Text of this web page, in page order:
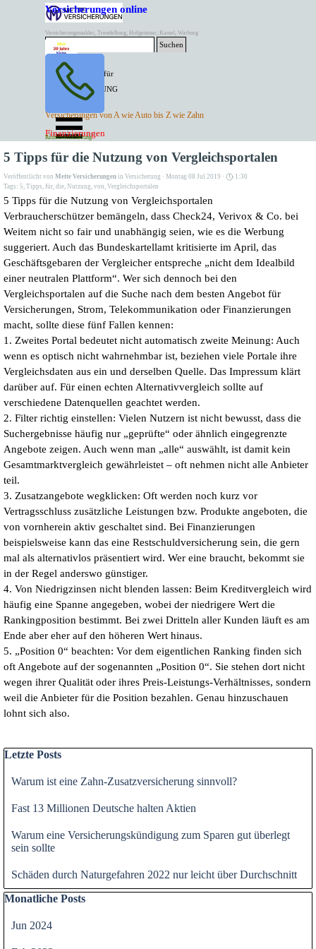
Direkt zum Seiteninhalt
Versicherungen online
Versicherungsmakler, Trendelburg, Hofgeismar, Kassel, Warburg
BESTER PREIS für
SPITZEN LEISTUNG
ANGEBOTE
Versicherungen von A wie Auto bis Z wie Zahn
Kontakt Tel. 05671/7799991
Mette Versicherungen
Suchen
Versicherungen
Finanzierungen
Rentenversicherung
Menü überspringen
5 Tipps für die Nutzung von Vergleichsportalen
Veröffentlicht von Mette Versicherungen in Versicherung · Montag 08 Jul 2019 ·
1:30
Tags: 5, Tipps, für, die, Nutzung, von, Vergleichsportalen
5 Tipps für die Nutzung von Vergleichsportalen
Verbraucherschützer bemängeln, dass Check24, Verivox & Co. bei
Weitem nicht so fair und unabhängig seien, wie es die Werbung
suggeriert. Auch das Bundeskartellamt kritisierte im April, das
Geschäftsgebaren der Vergleicher entspreche „nicht dem Idealbild
einer neutralen Plattform“. Wer sich dennoch bei den
Vergleichsportalen auf die Suche nach dem besten Angebot für
Versicherungen, Strom, Telekommunikation oder Finanzierungen
macht, sollte diese fünf Fallen kennen:
1. Zweites Portal bedeutet nicht automatisch zweite Meinung: Auch
wenn es optisch nicht wahrnehmbar ist, beziehen viele Portale ihre
Vergleichsdaten aus ein und derselben Quelle. Das Impressum klärt
darüber auf. Für einen echten Alternativvergleich sollte auf
verschiedene Datenquellen geachtet werden.
2. Filter richtig einstellen: Vielen Nutzern ist nicht bewusst, dass die
Suchergebnisse häufig nur „geprüfte“ oder ähnlich eingegrenzte
Angebote zeigen. Auch wenn man „alle“ auswählt, ist damit kein
Gesamtmarktvergleich gewährleistet – oft nehmen nicht alle Anbieter
teil.
3. Zusatzangebote wegklicken: Oft werden noch kurz vor
Vertragsschluss zusätzliche Leistungen bzw. Produkte angeboten, die
von vornherein aktiv geschaltet sind. Bei Finanzierungen
beispielsweise kann das eine Restschuldversicherung sein, die gern
mal als alternativlos präsentiert wird. Wer eine braucht, bekommt sie
in der Regel anderswo günstiger.
4. Von Niedrigzinsen nicht blenden lassen: Beim Kreditvergleich wird
häufig eine Spanne angegeben, wobei der niedrigere Wert die
Rankingposition bestimmt. Bei zwei Dritteln aller Kunden läuft es am
Ende aber eher auf den höheren Wert hinaus.
5. „Position 0“ beachten: Vor dem eigentlichen Ranking finden sich
oft Angebote auf der sogenannten „Position 0“. Sie stehen dort nicht
wegen ihrer Qualität oder ihres Preis-Leistungs-Verhältnisses, sondern
weil die Anbieter für die Position bezahlen. Genau hinzuschauen
lohnt sich also.
Block überspringen Letzte Posts
Letzte Posts
Warum ist eine Zahn-Zusatzversicherung sinnvoll?
Fast 13 Millionen Deutsche halten Aktien
Warum eine Versicherungskündigung zum Sparen gut überlegt
sein sollte
Schäden durch Naturgefahren 2022 nur leicht über Durchschnitt
Block überspringen Monatliche Posts
Monatliche Posts
Jun 2024